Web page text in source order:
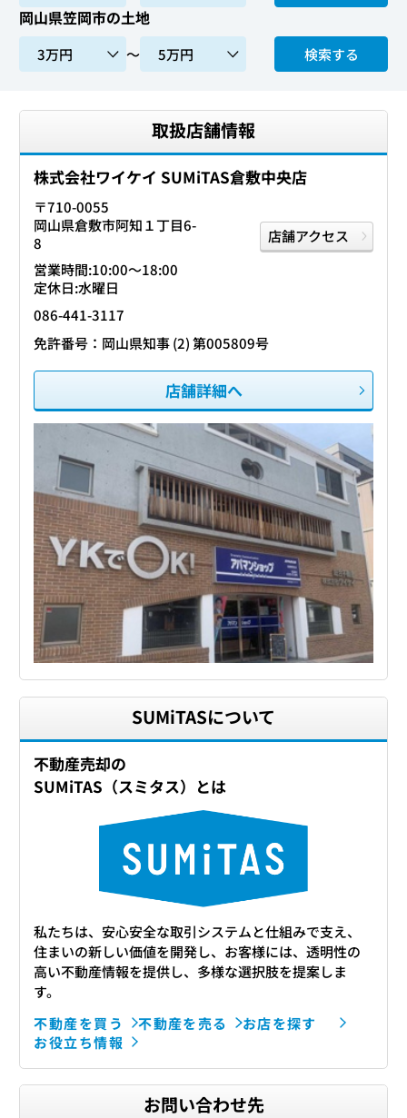
岡山県笠岡市の土地
〜 検索する
取扱店舗情報
株式会社ワイケイ SUMiTAS倉敷中央店
〒710-0055
岡山県倉敷市阿知１丁目6-
8
店舗アクセス
営業時間:10:00〜18:00
定休日:水曜日
086-441-3117
免許番号：岡山県知事 (2) 第005809号
店舗詳細へ
SUMiTASについて
不動産売却の
SUMiTAS（スミタス）とは
私たちは、安心安全な取引システムと仕組みで支え、
住まいの新しい価値を開発し、お客様には、透明性の
高い不動産情報を提供し、多様な選択肢を提案しま
す。
不動産を買う
不動産を売る
お店を探す
お役立ち情報
お問い合わせ先